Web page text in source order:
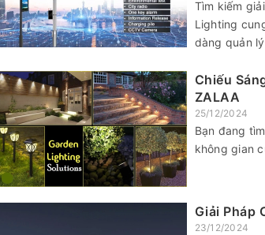
Tìm kiếm
Lighting
dàng quản
Chiếu
ZALAA
25/12/2024
Bạn đang
không gian
Giải Pháp
23/12/2024